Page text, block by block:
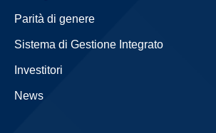
Parità di genere
Sistema di Gestione Integrato
Investitori
News